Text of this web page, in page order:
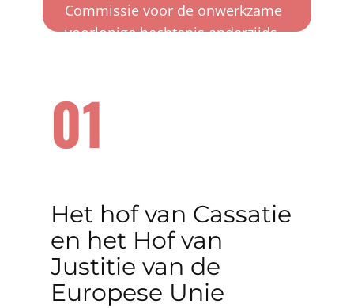
Commissie voor de onwerkzame
voorlopige hechtenis anderzijds.
01
​Het hof van Cassatie
en het Hof van
Justitie van de
Europese Unie